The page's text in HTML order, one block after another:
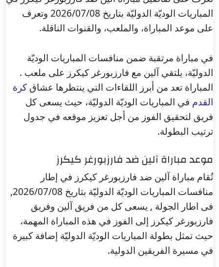
المباريات الوديّة الدوليّة بتاريخ 2026/07/08 وتعرف
على موعد المباراة، والملعب، والقنوات الناقلة.
في مباراة مرتقبة ضمن منافسات المباريات الوديّة
الدوليّة، يلتقي آلين مع فارزبورغر كيكرز على ملعب .
المباراة تعد من أبرز اللقاءات التي ينتظرها عشاق كرة
القدم في المباريات الوديّة الدوليّة، حيث يسعى كل
فريق لتحقيق الفوز من أجل تعزيز موقعه في جدول
ترتيب البطولة.
موعد مباراة آلين ضد فارزبورغر كيكرز
تُقام مباراة آلين ضد فارزبورغر كيكرز في إطار
منافسات المباريات الوديّة الدوليّة بتاريخ 2026/07/08,
فى اطار الجولة , يسعى كل من فريق آلين وفريق
فارزبورغر كيكرز إلى الفوز في هذه المباراة المهمة،
حيث تمثل بطولة المباريات الوديّة الدوليّة إضافة كبيرة
في مسيرة الفريقين الدولية.